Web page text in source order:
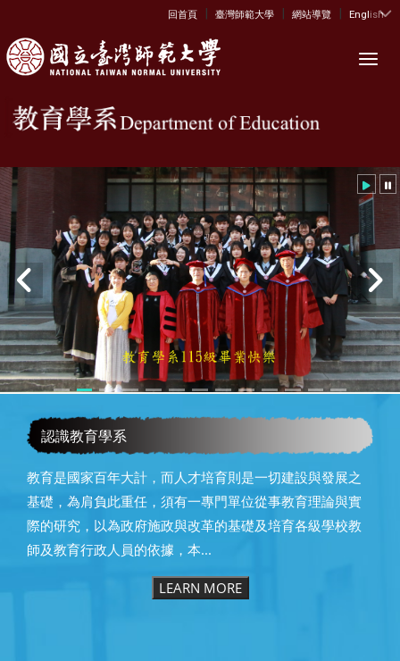
:::
回首頁 | 臺灣師範大學 | 網站導覽 | English
認識教育學系
教育是國家百年大計，而人才培育則是一切建設與發展之
基礎，為肩負此重任，須有一專門單位從事教育理論與實
際的研究，以為政府施政與改革的基礎及培育各級學校教
師及教育行政人員的依據，本...
LEARN MORE